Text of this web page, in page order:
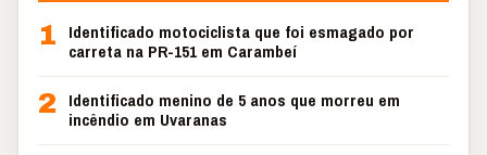
1
Identificado motociclista que foi esmagado por
carreta na PR-151 em Carambeí
2
Identificado menino de 5 anos que morreu em
incêndio em Uvaranas